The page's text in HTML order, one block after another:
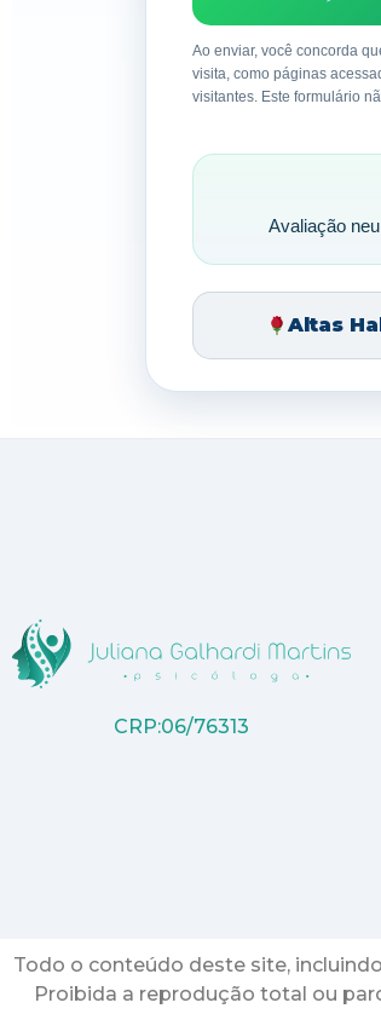
Ao enviar, você concorda
visita, como páginas
visitantes. Este formulário
Avaliação
Altas
CRP:06/76313
Todo o conteúdo deste site,
Proibida a reprodução total ou